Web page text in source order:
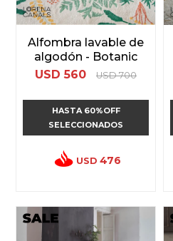
Alfombra lavable de
algodón - Botanic
USD 560 USD 700
HASTA 60%OFF
SELECCIONADOS
USD 476